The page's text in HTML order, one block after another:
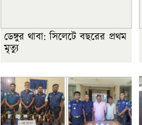
ডেঙ্গুর থাবা: সিলেটে বছরের প্রথম
মৃত্যু